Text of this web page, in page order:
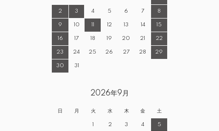
2 3 4 5 6 7 8
9 10 11 12 13 14 15
16 17 18 19 20 21 22
23 24 25 26 27 28 29
30 31
2026年9月
日 月 火 水 木 金 土
1 2 3 4 5